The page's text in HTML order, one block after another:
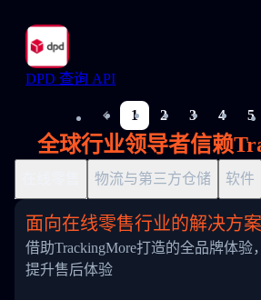
DPD 查询 API
1 2 3 4 5
全球行业领导者信赖
物流与第三方仓储 软件
面向在线零售行业的解决方案
借助TrackingMore打造的全品牌体验
提升售后体验